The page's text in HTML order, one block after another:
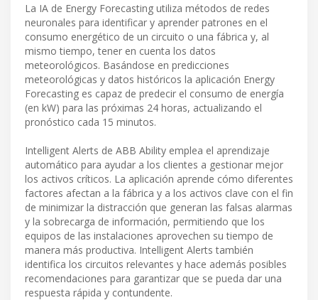
La IA de Energy Forecasting utiliza métodos de redes
neuronales para identificar y aprender patrones en el
consumo energético de un circuito o una fábrica y, al
mismo tiempo, tener en cuenta los datos
meteorológicos. Basándose en predicciones
meteorológicas y datos históricos la aplicación Energy
Forecasting es capaz de predecir el consumo de energía
(en kW) para las próximas 24 horas, actualizando el
pronóstico cada 15 minutos.
Intelligent Alerts de ABB Ability emplea el aprendizaje
automático para ayudar a los clientes a gestionar mejor
los activos críticos. La aplicación aprende cómo diferentes
factores afectan a la fábrica y a los activos clave con el fin
de minimizar la distracción que generan las falsas alarmas
y la sobrecarga de información, permitiendo que los
equipos de las instalaciones aprovechen su tiempo de
manera más productiva. Intelligent Alerts también
identifica los circuitos relevantes y hace además posibles
recomendaciones para garantizar que se pueda dar una
respuesta rápida y contundente.